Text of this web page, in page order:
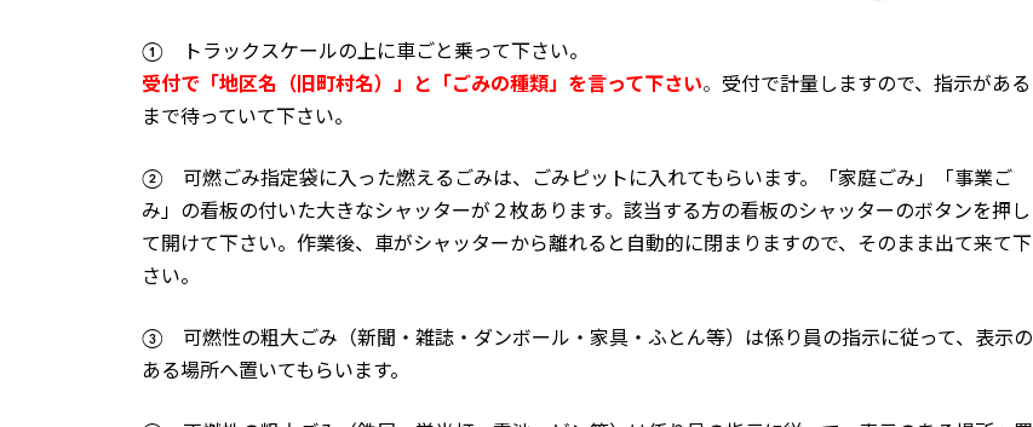
① トラックスケールの上に車ごと乗って下さい。
受付で「地区名（旧町村名）」と「ごみの種類」を言って下さい。 受付で計量しますので、指示がある
まで待っていて下さい。
② 可燃ごみ指定袋に入った燃えるごみは、ごみピットに入れてもらいます。「家庭ごみ」「事業ご
み」の看板の付いた大きなシャッターが２枚あります。該当する方の看板のシャッターのボタンを押し
て開けて下さい。作業後、車がシャッターから離れると自動的に閉まりますので、そのまま出て来て下
さい。
③ 可燃性の粗大ごみ（新聞・雑誌・ダンボール・家具・ふとん等）は係り員の指示に従って、表示の
ある場所へ置いてもらいます。